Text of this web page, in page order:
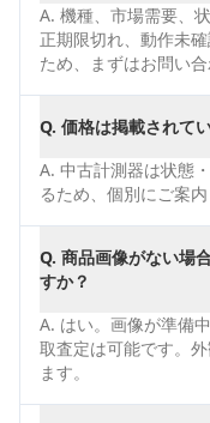
A. 機種、市場需要、
正期限切れ、動作未
ため、まずはお問い合
Q. 価格は掲載されて
A. 中古計測器は状態
るため、個別にご案内
Q. 商品画像がない場
すか？
A. はい。画像が準備
取査定は可能です。
ます。